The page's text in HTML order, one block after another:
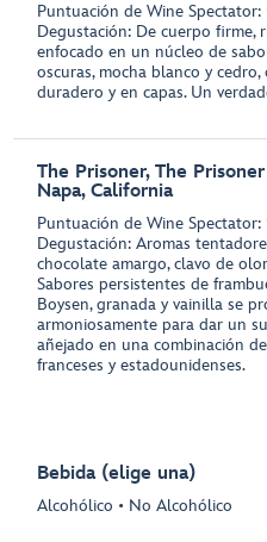
Puntuación de Wine
Degustación: De cuerpo firme,
enfocado en un núcleo de
oscuras, mocha blanco y
duradero y en capas. Un
The Prisoner, The
Napa, California
Puntuación de Wine Spectator:
Degustación: Aromas
chocolate amargo, clavo de
Sabores persistentes de
Boysen, granada y vainilla se
armoniosamente para dar un
añejado en una combinación
franceses y estadounidenses.
Bebida (elige una)
Alcohólico • No Alcohólico